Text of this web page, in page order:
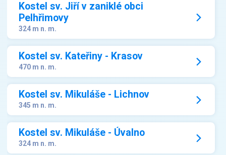
Kostel sv. Jiří v zaniklé obci
Pelhřimovy
324 m n. m.
Kostel sv. Kateřiny - Krasov
470 m n. m.
Kostel sv. Mikuláše - Lichnov
345 m n. m.
Kostel sv. Mikuláše - Úvalno
324 m n. m.